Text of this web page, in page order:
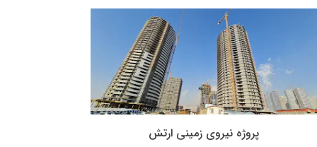
پروژه نیروی زمینی ارتش